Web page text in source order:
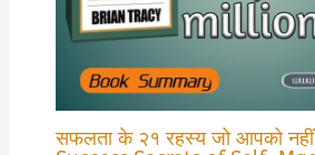
सफलता के २१ रहस्य जो आपको नहीं